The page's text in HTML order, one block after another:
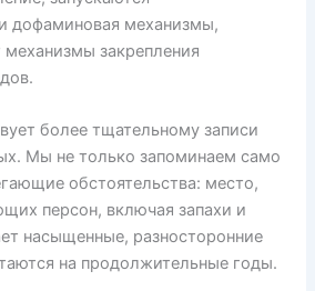
дофаминовая механизмы,
закрепления
более тщательному записи
Мы не только запоминаем само
обстоятельства: место,
персон, включая запахи и
насыщенные, разносторонние
на продолжительные годы.